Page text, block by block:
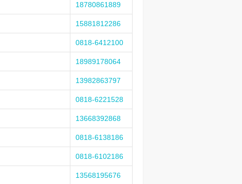
18780861889
15881812286
0818-6412100
18989178064
13982863797
0818-6221528
13668392868
0818-6138186
0818-6102186
13568195676